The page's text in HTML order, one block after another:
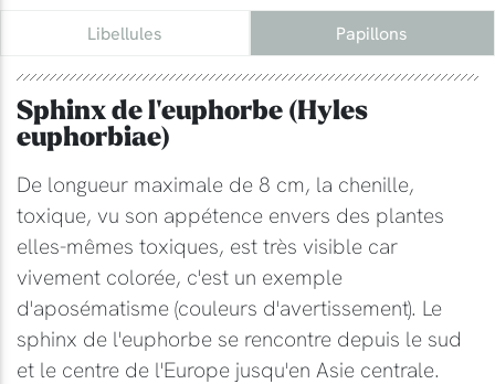
Libellules Papillons
Sphinx de l'euphorbe (Hyles
euphorbiae)
De longueur maximale de 8 cm, la chenille,
toxique, vu son appétence envers des plantes
elles-mêmes toxiques, est très visible car
vivement colorée, c'est un exemple
d'aposématisme (couleurs d'avertissement). Le
sphinx de l'euphorbe se rencontre depuis le sud
et le centre de l'Europe jusqu'en Asie centrale.